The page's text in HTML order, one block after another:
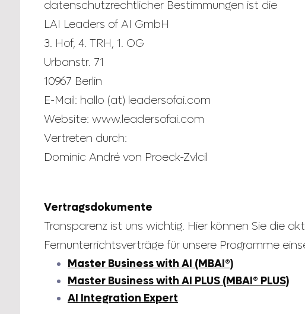
datenschutzrechtlicher Bestimmungen ist die
LAI Leaders of AI GmbH
3. Hof, 4. TRH, 1. OG
Urbanstr. 71
10967 Berlin
E-Mail: hallo (at) leadersofai.com
Website: www.leadersofai.com
Vertreten durch:
Dominic André von Proeck-Zvlcil
Vertragsdokumente
Transparenz ist uns wichtig. Hier können Sie die
Fernunterrichtsverträge für unsere Programme
Master Business with AI (MBAI®)
Master Business with AI PLUS (MBAI® PLUS)
AI Integration Expert